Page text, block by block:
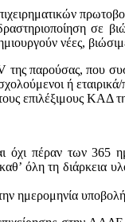
δραστηριοποίηση
νέες,
της παρούσας, που
ή
επιλέξιμους ΚΑΔ
πέραν των 365
όλη τη διάρκεια
ημερομηνία